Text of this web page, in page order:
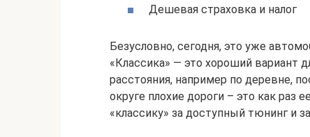
Дешевая страховка и налог
Безусловно, сегодня, это уже
«Классика» — это хороший вариант
расстояния, например по деревне,
округе плохие дороги – это как раз
«классику» за доступный тюнинг и